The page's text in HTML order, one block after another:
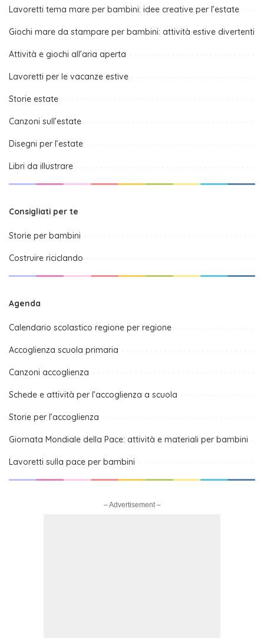
Lavoretti tema mare per bambini: idee creative per l’estate
Giochi mare da stampare per bambini: attività estive divertenti
Attività e giochi all’aria aperta
Lavoretti per le vacanze estive
Storie estate
Canzoni sull’estate
Disegni per l’estate
Libri da illustrare
Consigliati per te
Storie per bambini
Costruire riciclando
Agenda
Calendario scolastico regione per regione
Accoglienza scuola primaria
Canzoni accoglienza
Schede e attività per l’accoglienza a scuola
Storie per l’accoglienza
Giornata Mondiale della Pace: attività e materiali per bambini
Lavoretti sulla pace per bambini
– Advertisement –